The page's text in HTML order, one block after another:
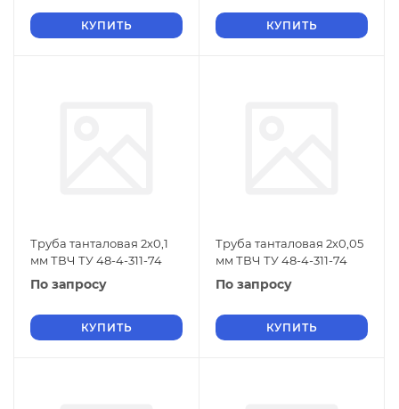
КУПИТЬ КУПИТЬ
Труба танталовая 2х0,1
мм ТВЧ ТУ 48-4-311-74
По запросу
КУПИТЬ
Труба танталовая 2х0,05
мм ТВЧ ТУ 48-4-311-74
По запросу
КУПИТЬ